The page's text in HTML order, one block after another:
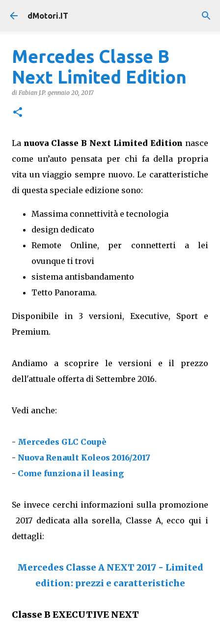
Passa ai contenuti principali
dMotori.IT
Mercedes Classe B
Next Limited Edition
di Fabian J.P. gennaio 20, 2017
La nuova Classe B Next Limited Edition nasce
come un’auto pensata per chi fa della propria
vita un viaggio sempre nuovo. Le caratteristiche
di questa speciale edizione sono:
Massima connettività e tecnologia
design dedicato
Remote Online, per connetterti a lei
ovunque ti trovi
sistema antisbandamento
Tetto Panorama.
Disponibile in 3 versioni, Executive, Sport e
Premium.
Andiamo a scoprire le versioni e il prezzo
dell'attuale offerta di Settembre 2016.
Vedi anche:
- Mercedes GLC Coupè
- Nuova Renault Koleos 2016/2017
- Come funziona il leasing
Se invece cerchi informazioni sulla promozione
2017 dedicata alla sorella, Classe A, ecco qui i
dettagli:
Mercedes Classe A NEXT 2017 - Limited
edition: prezzi e caratteristiche
Classe B EXECUTIVE NEXT